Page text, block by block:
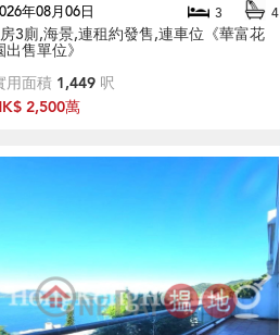
年08月06日 3 4
3廁,海景,連租約發售,連車位《華富花
出售單位》
用面積 1,449 呎
2,500萬